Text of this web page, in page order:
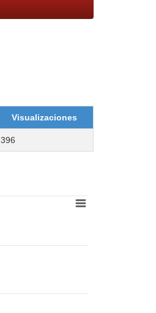
Visualizaciones
396